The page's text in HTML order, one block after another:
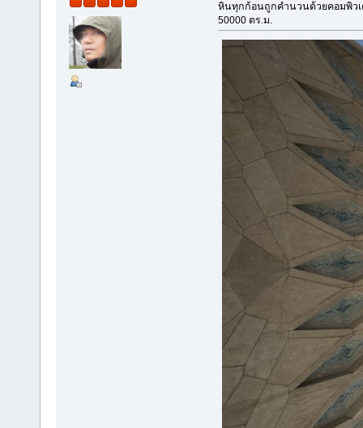
หินทุกก้อนถูกคำนวนด้วยคอมพิว
50000 ตร.ม.